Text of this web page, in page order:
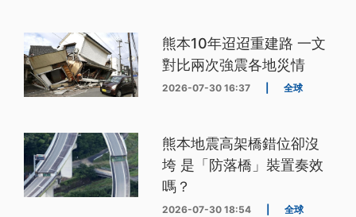
熊本10年迢迢重建路 一文
對比兩次強震各地災情
2026-07-30 16:37 全球
熊本地震高架橋錯位卻沒
垮 是「防落橋」裝置奏效
嗎？
2026-07-30 18:54 全球